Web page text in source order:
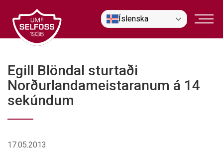
efni
Íslenska
Egill Blöndal sturtaði
Norðurlandameistaranum á 14
sekúndum
17.05.2013